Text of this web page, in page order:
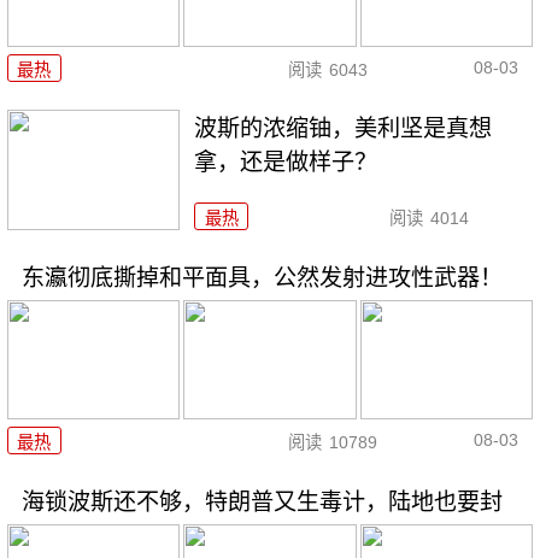
最热 阅读 6043 08-03
波斯的浓缩铀，美利坚是真想
拿，还是做样子？
最热 阅读 4014
东瀛彻底撕掉和平面具，公然发射进攻性武器！
最热 阅读 10789 08-03
海锁波斯还不够，特朗普又生毒计，陆地也要封